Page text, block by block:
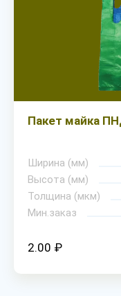
Пакет майка
Ширина (мм)
Высота (мм)
Толщина (мкм)
Мин.заказ
2.00 ₽